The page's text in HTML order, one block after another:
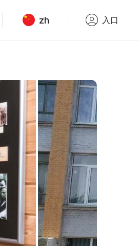
zh 入口